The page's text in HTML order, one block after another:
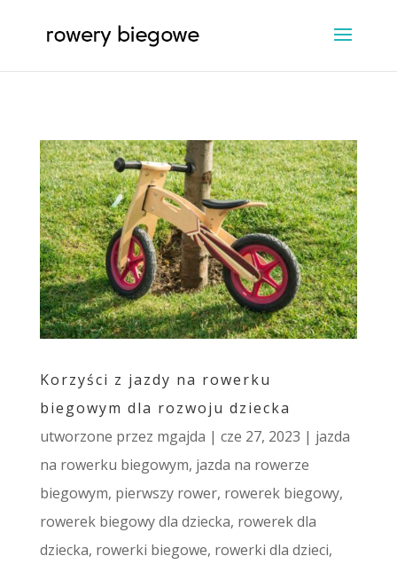
Korzyści z jazdy na rowerku
biegowym dla rozwoju dziecka
utworzone przez mgajda | cze 27, 2023 | jazda
na rowerku biegowym, jazda na rowerze
biegowym, pierwszy rower, rowerek biegowy,
rowerek biegowy dla dziecka, rowerek dla
dziecka, rowerki biegowe, rowerki dla dzieci,